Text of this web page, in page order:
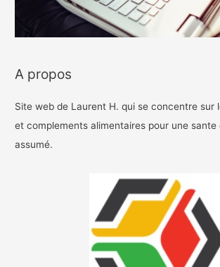
A propos
Site web de Laurent H. qui se concentre sur
et complements alimentaires pour une sante
assumé.